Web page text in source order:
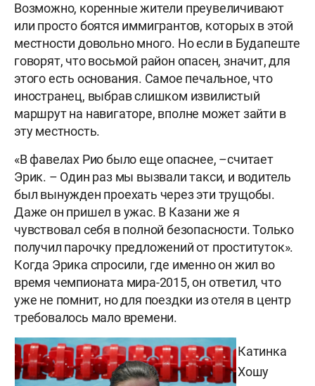
Возможно, коренные жители преувеличивают
или просто боятся иммигрантов, которых в этой
местности довольно много. Но если в Будапеште
говорят, что восьмой район опасен, значит, для
этого есть основания. Самое печальное, что
иностранец, выбрав слишком извилистый
маршрут на навигаторе, вполне может зайти в
эту местность.
«В фавелах Рио было еще опаснее, –считает
Эрик. – Один раз мы вызвали такси, и водитель
был вынужден проехать через эти трущобы.
Даже он пришел в ужас. В Казани же я
чувствовал себя в полной безопасности. Только
получил парочку предложений от проституток».
Когда Эрика спросили, где именно он жил во
время чемпионата мира-2015, он ответил, что
уже не помнит, но для поездки из отеля в центр
требовалось мало времени.
Катинка
Хошу